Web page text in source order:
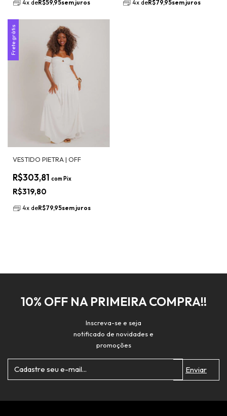
4x deR$59,95sem juros 4x deR$79,95sem juros
Frete grátis
VESTIDO PIETRA | OFF
R$319,80
R$303,81 comPix
4x deR$79,95sem juros
10% OFF NA PRIMEIRA COMPRA!!
Inscreva-se e seja
notificado de novidades e
promoções